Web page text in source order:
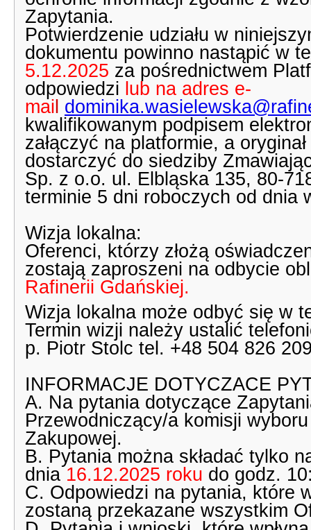
Zapytania.
Potwierdzenie udziału w
dokumentu powinno nastąpić w
5.12.2025 za pośrednictwem
odpowiedzi lub na adres e-
mai
kwalifikowanym podpisem
załączyć na platformie, a
dostarczyć do siedziby
Sp. z o.o. ul. Elbląska 135, 80-
terminie 5 dni roboczych od dnia
Wizja lokalna:
Oferenci, którzy złożą
zostają zaproszeni na odbycie
Rafinerii Gdańskiej.
Wizja lokalna może odbyć się w
Termin wizji należy ustalić
p. Piotr Stolc tel. +48 504 826
INFORMACJE DOTYCZACE
A. Na pytania dotyczące
Przewodniczący/a komisji
Zakupowej.
B. Pytania można składać tylko
dnia 16.12.2025 roku do godz.
C. Odpowiedzi na pytania, które
zostaną przekazane wszystkim